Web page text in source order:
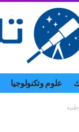
علوم وتكنولوجيا